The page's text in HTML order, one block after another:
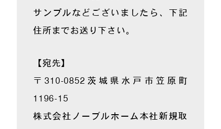
サンプルなどございましたら、下記
住所までお送り下さい。
【宛先】
〒310-0852 茨城県水戸市笠原町
1196-15
株式会社ノーブルホーム本社新規取